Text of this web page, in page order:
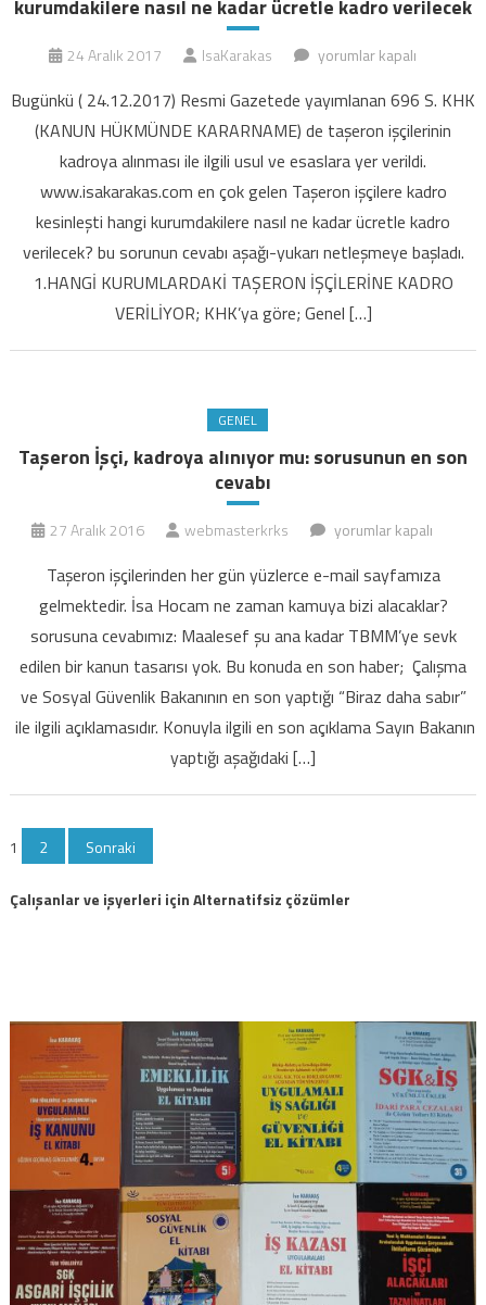
kurumdakilere nasıl ne kadar ücretle kadro verilecek
24 Aralık 2017 IsaKarakas
Taşeron
kadro
kesinleşti
hangi
kurumdakilere
nasıl
kadar
ücretle
kadro
verilecek
yorumlar kapalı
Bugünkü ( 24.12.2017) Resmi Gazetede yayımlanan 696 S. KHK
(KANUN HÜKMÜNDE KARARNAME) de taşeron işçilerinin
kadroya alınması ile ilgili usul ve esaslara yer verildi.
www.isakarakas.com en çok gelen Taşeron işçilere kadro
kesinleşti hangi kurumdakilere nasıl ne kadar ücretle kadro
verilecek? bu sorunun cevabı aşağı-yukarı netleşmeye başladı.
1.HANGİ KURUMLARDAKİ TAŞERON İŞÇİLERİNE KADRO
VERİLİYOR; KHK’ya göre; Genel […]
GENEL
Taşeron İşçi, kadroya alınıyor mu: sorusunun en son
cevabı
27 Aralık 2016 webmasterkrks
Taşeron
kadroya
alınıyor
mu:
sorusunun
en
son
yorumlar kapalı
Taşeron işçilerinden her gün yüzlerce e-mail sayfamıza
gelmektedir. İsa Hocam ne zaman kamuya bizi alacaklar?
sorusuna cevabımız: Maalesef şu ana kadar TBMM’ye sevk
edilen bir kanun tasarısı yok. Bu konuda en son haber; Çalışma
ve Sosyal Güvenlik Bakanının en son yaptığı “Biraz daha sabır”
ile ilgili açıklamasıdır. Konuyla ilgili en son açıklama Sayın Bakanın
yaptığı aşağıdaki […]
Yazı
sayfalaması
1 2 Sonraki
Çalışanlar ve işyerleri için Alternatifsiz çözümler